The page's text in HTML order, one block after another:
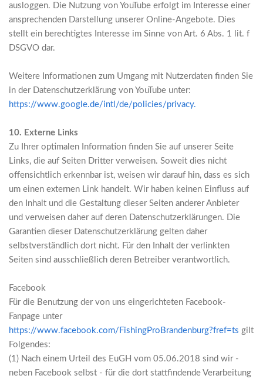
ausloggen. Die Nutzung von YouTube erfolgt im Interesse einer
ansprechenden Darstellung unserer Online-Angebote. Dies
stellt ein berechtigtes Interesse im Sinne von Art. 6 Abs. 1 lit. f
DSGVO dar.
Weitere Informationen zum Umgang mit Nutzerdaten finden Sie
in der Datenschutzerklärung von YouTube unter:
https://www.google.de/intl/de/policies/privacy.
10. Externe Links
Zu Ihrer optimalen Information finden Sie auf unserer Seite
Links, die auf Seiten Dritter verweisen. Soweit dies nicht
offensichtlich erkennbar ist, weisen wir darauf hin, dass es sich
um einen externen Link handelt. Wir haben keinen Einfluss auf
den Inhalt und die Gestaltung dieser Seiten anderer Anbieter
und verweisen daher auf deren Datenschutzerklärungen. Die
Garantien dieser Datenschutzerklärung gelten daher
selbstverständlich dort nicht. Für den Inhalt der verlinkten
Seiten sind ausschließlich deren Betreiber verantwortlich.
Facebook
Für die Benutzung der von uns eingerichteten Facebook-
Fanpage unter
https://www.facebook.com/FishingProBrandenburg?fref=ts gilt
Folgendes:
(1) Nach einem Urteil des EuGH vom 05.06.2018 sind wir -
neben Facebook selbst - für die dort stattfindende Verarbeitung